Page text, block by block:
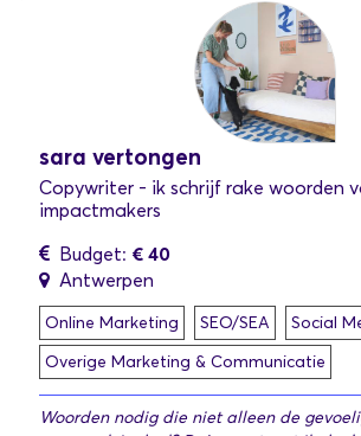
sara vertongen
Copywriter - ik schrijf rake woorden
impactmakers
Budget: € 40
Antwerpen
Online Marketing SEO/SEA
Social
Overige Marketing & Communicatie
Woorden nodig die niet alleen de